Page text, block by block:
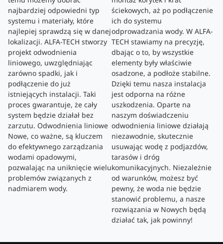
najbardziej odpowiedni typ
systemu i materiały, które
najlepiej sprawdzą się w danej
lokalizacji. ALFA-TECH stworzy
projekt odwodnienia
liniowego, uwzględniając
zarówno spadki, jak i
podłączenie do już
istniejących instalacji. Taki
proces gwarantuje, że cały
system będzie działał bez
zarzutu. Odwodnienia liniowe
Nowe, co ważne, są kluczem
do efektywnego zarządzania
wodami opadowymi,
pozwalając na uniknięcie wielu
problemów związanych z
nadmiarem wody.
ściekowych, aż po podłączenie
ich do systemu
odprowadzania wody. W ALFA-
TECH stawiamy na precyzję,
dbając o to, by wszystkie
elementy były właściwie
osadzone, a podłoże stabilne.
Dzięki temu nasza instalacja
jest odporna na różne
uszkodzenia. Oparte na
naszym doświadczeniu
odwodnienia liniowe działają
niezawodnie, skutecznie
usuwając wodę z podjazdów,
tarasów i dróg
komunikacyjnych. Niezależnie
od warunków, możesz być
pewny, że woda nie będzie
stanowić problemu, a nasze
rozwiązania w Nowych będą
działać tak, jak powinny!